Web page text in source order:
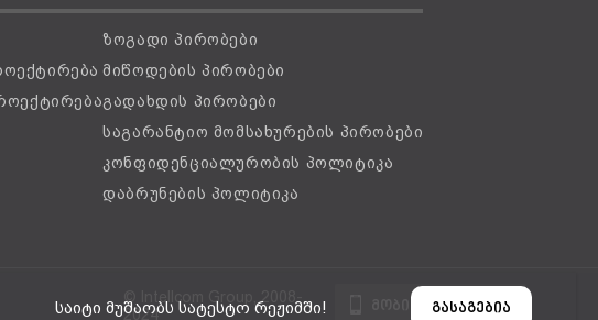
ზოგადი პირობები
მიწოდების პირობები
გადახდის პირობები
საგარანტიო მომსახურების პირობები
კონფიდენციალურობის პოლიტიკა
დაბრუნების პოლიტიკა
2024
მობილური ვერსია
საიტი მუშაობს სატესტო რეჟიმში! გასაგებია